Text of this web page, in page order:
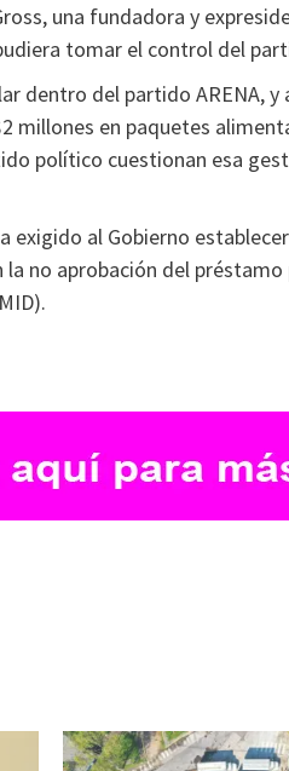
una fundadora y
tomar el control del
dentro del partido ARENA,
millones en paquetes
político cuestionan esa
exigido al Gobierno
no aprobación del